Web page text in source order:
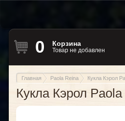
Главная Paola Reina Кукла Кэрол
Кукла Кэрол
Корзина
0 Товар не добавлен